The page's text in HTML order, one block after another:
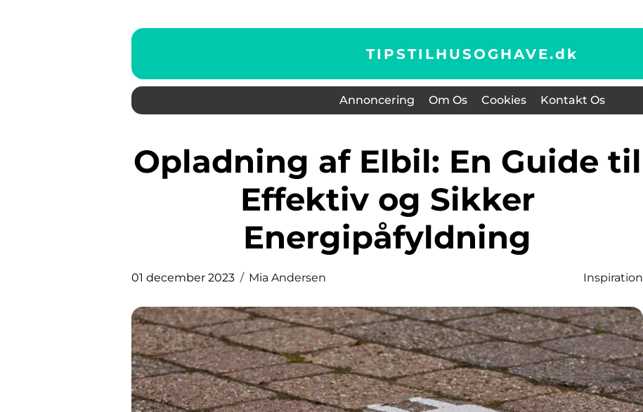
TIPSTILHUSOGHAVE.dk
Annoncering Om Os Cookies Kontakt Os
Opladning af Elbil: En Guide til
Effektiv og Sikker
Energipåfyldning
01 december 2023 Mia Andersen Inspiration